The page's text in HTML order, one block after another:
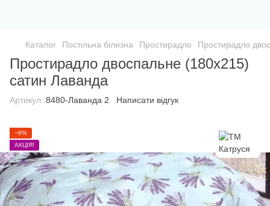
Каталог Постільна білизна Простирадло Простирадло
Простирадло двоспальне (180х215)
сатин Лаванда
Артикул: 8480-Лаванда 2 Написати відгук
−6%
АКЦІЯ!